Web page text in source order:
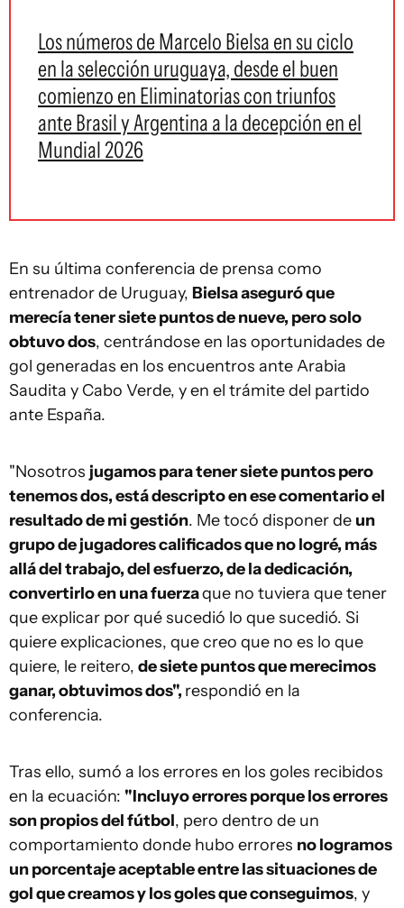
Los números de Marcelo Bielsa en su ciclo
en la selección uruguaya, desde el buen
comienzo en Eliminatorias con triunfos
ante Brasil y Argentina a la decepción en el
Mundial 2026
En su última conferencia de prensa como
entrenador de Uruguay, Bielsa aseguró que
merecía tener siete puntos de nueve, pero solo
obtuvo dos, centrándose en las oportunidades de
gol generadas en los encuentros ante Arabia
Saudita y Cabo Verde, y en el trámite del partido
ante España.
"Nosotros jugamos para tener siete puntos pero
tenemos dos, está descripto en ese comentario el
resultado de mi gestión. Me tocó disponer de un
grupo de jugadores calificados que no logré, más
allá del trabajo, del esfuerzo, de la dedicación,
convertirlo en una fuerzaque no tuviera que tener
que explicar por qué sucedió lo que sucedió. Si
quiere explicaciones, que creo que no es lo que
quiere, le reitero, de siete puntos que merecimos
ganar, obtuvimos dos", respondió en la
conferencia.
Tras ello, sumó a los errores en los goles recibidos
en la ecuación: "Incluyo errores porque los errores
son propios del fútbol, pero dentro de un
comportamiento donde hubo errores no logramos
un porcentaje aceptable entre las situaciones de
gol que creamos y los goles que conseguimos, y